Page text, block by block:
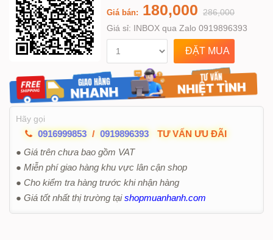
Giá bán: 180,000 286,000
Giá sỉ: INBOX qua Zalo 0919896393
Hãy gọi
0916999853 / 0919896393
TƯ VẤN ƯU ĐÃI
● Giá trên chưa bao gồm VAT
● Miễn phí giao hàng khu vực lân cận shop
● Cho kiểm tra hàng trước khi nhận hàng
● Giá tốt nhất thị trường tạishopmuanhanh.com